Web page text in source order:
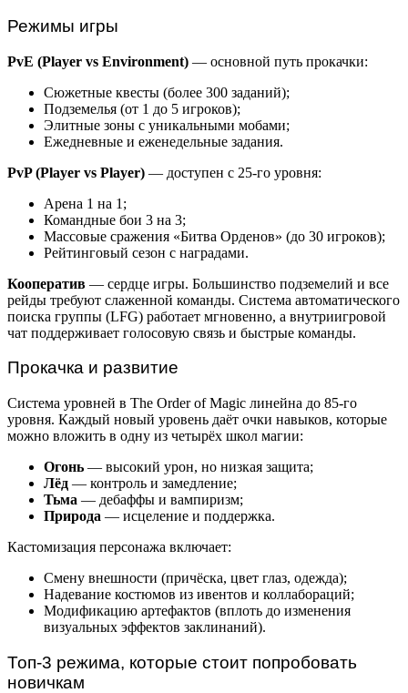
Режимы игры
PvE (Player vs Environment) — основной путь прокачки:
Сюжетные квесты (более 300 заданий);
Подземелья (от 1 до 5 игроков);
Элитные зоны с уникальными мобами;
Ежедневные и еженедельные задания.
PvP (Player vs Player) — доступен с 25-го уровня:
Арена 1 на 1;
Командные бои 3 на 3;
Массовые сражения «Битва Орденов» (до 30 игроков);
Рейтинговый сезон с наградами.
Кооператив — сердце игры. Большинство подземелий и все
рейды требуют слаженной команды. Система автоматического
поиска группы (LFG) работает мгновенно, а внутриигровой
чат поддерживает голосовую связь и быстрые команды.
Прокачка и развитие
Система уровней в The Order of Magic линейна до 85-го
уровня. Каждый новый уровень даёт очки навыков, которые
можно вложить в одну из четырёх школ магии:
Огонь — высокий урон, но низкая защита;
Лёд — контроль и замедление;
Тьма — дебаффы и вампиризм;
Природа — исцеление и поддержка.
Кастомизация персонажа включает:
Смену внешности (причёска, цвет глаз, одежда);
Надевание костюмов из ивентов и коллабораций;
Модификацию артефактов (вплоть до изменения
визуальных эффектов заклинаний).
Топ-3 режима, которые стоит попробовать
новичкам